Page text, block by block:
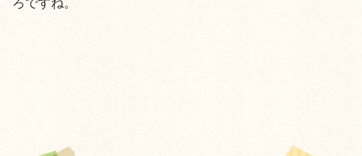
ろですね。